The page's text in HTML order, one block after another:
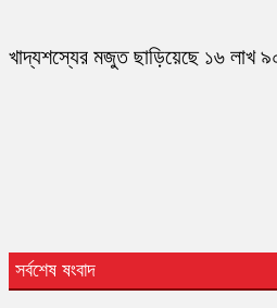
খাদ্যশস্যের মজুত ছাড়িয়েছে ১৬ লাখ
সর্বশেষ ষংবাদ